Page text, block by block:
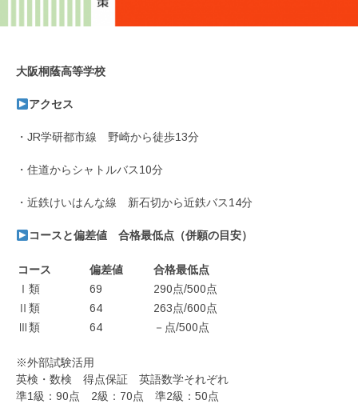
大阪桐蔭高等学校
アクセス
・JR学研都市線 野崎から徒歩13分
・住道からシャトルバス10分
・近鉄けいはんな線 新石切から近鉄バス14分
コースと偏差値 合格最低点（併願の目安）
コース 偏差値
合格最低点
Ⅰ類
69
290点/500点
Ⅱ類
64
263点/600点
Ⅲ類
64 －点/500点
※外部試験活用
英検・数検 得点保証 英語数学それぞれ
準1級：90点 2級：70点 準2級：50点